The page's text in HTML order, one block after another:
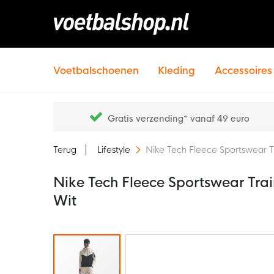
Voetbalschoenen Kleding Accessoires
Gratis verzending* vanaf 49 euro
Terug Lifestyle Nike Tech Fleece Sportswear
Nike Tech Fleece Sportswear
Wit
Ga